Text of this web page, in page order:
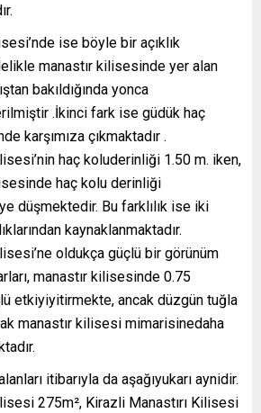
ise böyle bir açıklık
manastır kilisesinde yer alan
bakıldığında yonca
.İkinci fark ise güdük haç
karşımıza çıkmaktadır .
haç koluderinliği 1.50 m. iken,
haç kolu derinliği
düşmektedir. Bu farklılık ise iki
kaynaklanmaktadır.
oldukça güçlü bir görünüm
manastır kilisesinde 0.75
etkiyiyitirmekte, ancak düzgün tuğla
manastır kilisesi mimarisinedaha
itibarıyla da aşağıyukarı aynidir.
275m², Kirazli Manastırı Kilisesi